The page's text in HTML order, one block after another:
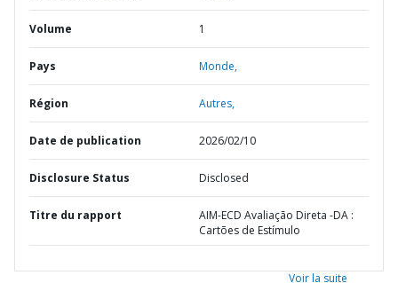
Volume 1
Pays Monde,
Région Autres,
Date de publication 2026/02/10
Disclosure Status Disclosed
Titre du rapport
AIM-ECD Avaliação Direta -DA :
Cartões de Estímulo
Voir la suite